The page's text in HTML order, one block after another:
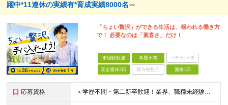
躍中*11連休の実績有*育成実績8000名～
「ちょい贅沢」ができる生活は、報われる働き方
で！ 必要なのは「素直さ」だけ！
未経験歓迎 学歴不問 ベテランOK
完全週休2日 賞与複数月 面接1回
応募資格 ＜学歴不問・第二新卒歓迎！業界、職種未経験歓迎！20代～30代活躍中＞ ★35歳以下の方（若年層の長期キャリア形成を図るため） ★フリーター・正社員未経験・社会人未経験OK ★転職回数が多い方もぜひ